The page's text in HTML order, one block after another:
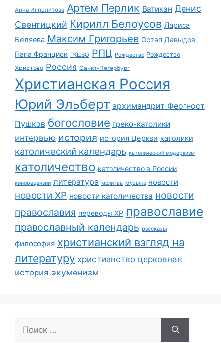
Анна Ипполитова Артем Перлик Ватикан Денис
Свентицкий Кирилл Белоусов Лариса
Беляева Максим Григорьев Остап Давыдов
Папа Франциск РКЦВО РПЦ Рождество Рождество
Христово Россия Санкт-Петербург
Христианская Россия
Юрий Эльберт архимандрит Феогност
Пушков богословие греко-католики
интервью история история Церкви католики
католический календарь католический модернизм
католичество католичество в России
кинорецензии литература молитва музыка новости
новости ХР новости католичества новости
православия переводы ХР православие
православный календарь рассказы
философия христианский взгляд на
литературу христианство церковная
история экуменизм